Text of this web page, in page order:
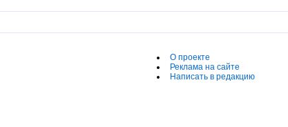
О проекте
Реклама на сайте
Написать в редакцию